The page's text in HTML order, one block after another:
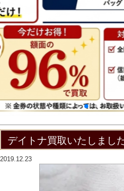
デイトナ買取いたしま
2019.12.23